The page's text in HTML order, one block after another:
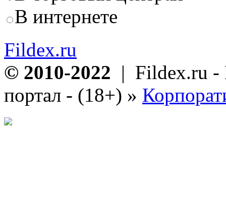
В интернете
Fildex.ru
© 2010-2022 | Fildex.ru -
портал - (18+) »